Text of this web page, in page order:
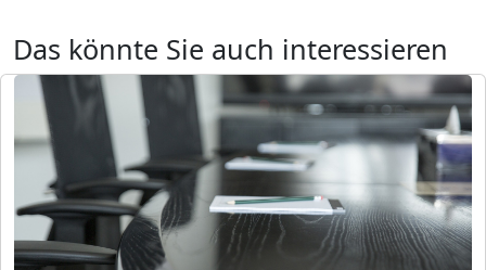
Das könnte Sie auch interessieren